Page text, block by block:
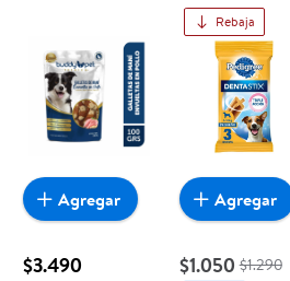
$3.490
Agregar
Rebaja
$1.050 $1.290
Agregar